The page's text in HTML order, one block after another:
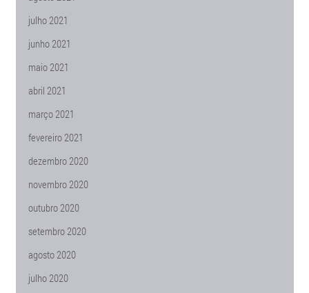
julho 2021
junho 2021
maio 2021
abril 2021
março 2021
fevereiro 2021
dezembro 2020
novembro 2020
outubro 2020
setembro 2020
agosto 2020
julho 2020